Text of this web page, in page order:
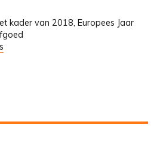
kader van 2018, Europees Jaar